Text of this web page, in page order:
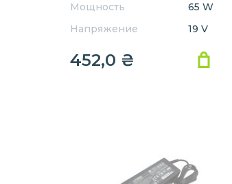
Мощность
65 W
Напряжение
19 V
452,0 ₴